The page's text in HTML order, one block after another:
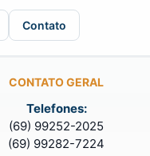
Contato
CONTATO GERAL
Telefones:
(69) 99252-2025
(69) 99282-7224